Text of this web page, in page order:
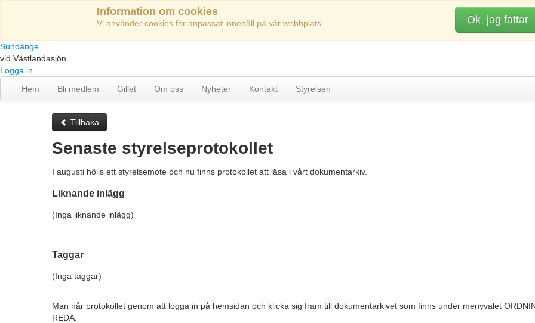
Information om cookies
Vi använder cookies för anpassat innehåll på vår webbplats. Ok, jag fattar
Sundänge
vid Västlandasjön
Logga in
Hem
Bli medlem Gillet Om oss Nyheter Kontakt Styrelsen
Tillbaka
Senaste styrelseprotokollet
I augusti hölls ett styrelsemöte och nu finns protokollet att läsa i vårt dokumentarkiv.
Liknande inlägg
(Inga liknande inlägg)
Taggar
(Inga taggar)
Man når protokollet genom att logga in på hemsidan och klicka sig fram till dokumentarkivet som finns under menyvalet
REDA.